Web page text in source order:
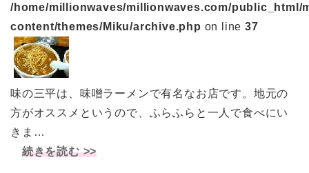
/home/millionwaves/millionwaves.com/public_html/
content/themes/Miku/archive.php on line37
味の三平は、味噌ラーメンで有名なお店です。地元の
方がオススメというので、ふらふらと一人で食べにい
きま…
続きを読む >>